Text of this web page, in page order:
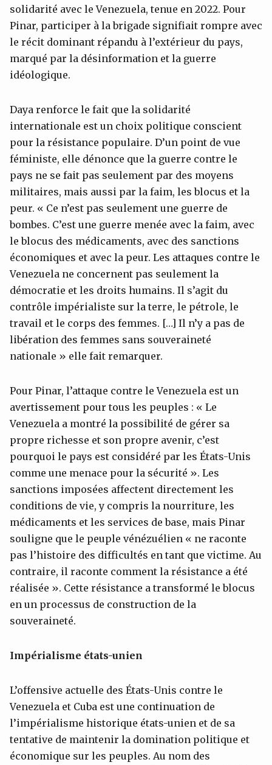
solidarité avec le Venezuela, tenue en 2022. Pour
Pinar, participer à la brigade signifiait rompre avec
le récit dominant répandu à l’extérieur du pays,
marqué par la désinformation et la guerre
idéologique.
Daya renforce le fait que la solidarité
internationale est un choix politique conscient
pour la résistance populaire. D’un point de vue
féministe, elle dénonce que la guerre contre le
pays ne se fait pas seulement par des moyens
militaires, mais aussi par la faim, les blocus et la
peur. « Ce n’est pas seulement une guerre de
bombes. C’est une guerre menée avec la faim, avec
le blocus des médicaments, avec des sanctions
économiques et avec la peur. Les attaques contre le
Venezuela ne concernent pas seulement la
démocratie et les droits humains. Il s’agit du
contrôle impérialiste sur la terre, le pétrole, le
travail et le corps des femmes. […] Il n’y a pas de
libération des femmes sans souveraineté
nationale » elle fait remarquer.
Pour Pinar, l’attaque contre le Venezuela est un
avertissement pour tous les peuples : « Le
Venezuela a montré la possibilité de gérer sa
propre richesse et son propre avenir, c’est
pourquoi le pays est considéré par les États-Unis
comme une menace pour la sécurité ». Les
sanctions imposées affectent directement les
conditions de vie, y compris la nourriture, les
médicaments et les services de base, mais Pinar
souligne que le peuple vénézuélien « ne raconte
pas l’histoire des difficultés en tant que victime. Au
contraire, il raconte comment la résistance a été
réalisée ». Cette résistance a transformé le blocus
en un processus de construction de la
souveraineté.
Impérialisme états-unien
L’offensive actuelle des États-Unis contre le
Venezuela et Cuba est une continuation de
l’impérialisme historique états-unien et de sa
tentative de maintenir la domination politique et
économique sur les peuples. Au nom des